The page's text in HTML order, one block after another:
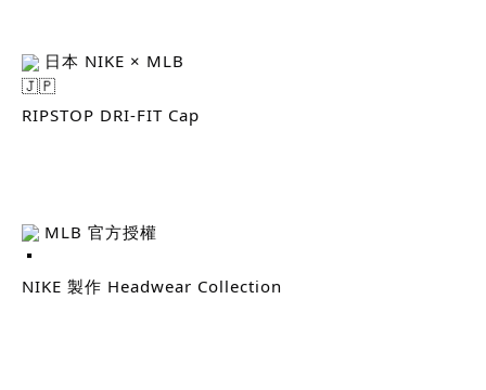
日本 NIKE × MLB
RIPSTOP DRI-FIT Cap
MLB 官方授權
NIKE 製作 Headwear Collection